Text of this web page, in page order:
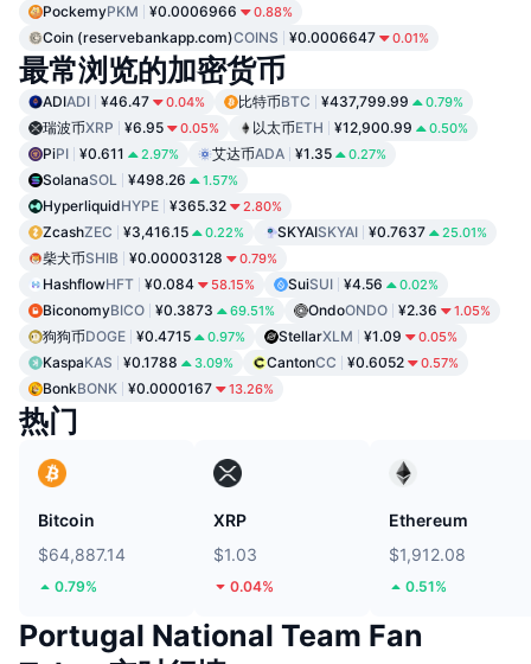
PockemyPKM ¥0.0006966 0.88%
Coin (reservebankapp.com)COINS ¥0.0006647 0.01%
最常浏览的加密货币
ADIADI ¥46.47 0.04% 比特币BTC ¥437,799.99 0.79%
瑞波币XRP ¥6.95 0.05% 以太币ETH ¥12,900.99 0.50%
PiPI ¥0.611 2.97% 艾达币ADA ¥1.35 0.27%
SolanaSOL ¥498.26 1.57%
HyperliquidHYPE ¥365.32 2.80%
ZcashZEC ¥3,416.15 0.22% SKYAISKYAI ¥0.7637 25.01%
柴犬币SHIB ¥0.00003128 0.79%
HashflowHFT ¥0.084 58.15% SuiSUI ¥4.56 0.02%
BiconomyBICO ¥0.3873 69.51% OndoONDO ¥2.36 1.05%
狗狗币DOGE ¥0.4715 0.97% StellarXLM ¥1.09 0.05%
KaspaKAS ¥0.1788 3.09% CantonCC ¥0.6052 0.57%
BonkBONK ¥0.0000167 13.26%
热门
Bitcoin
$64,887.14
0.79%
XRP
$1.03
0.04%
Ethereum
$1,912.08
0.51%
Portugal National Team Fan